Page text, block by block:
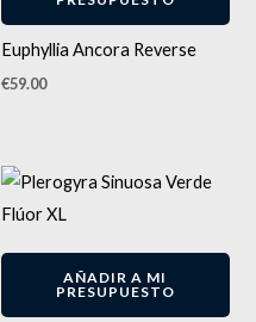
Euphyllia Ancora Reverse
€59.00
AÑADIR A MI
PRESUPUESTO